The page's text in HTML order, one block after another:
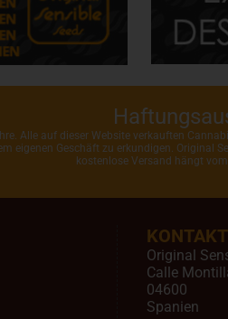
Alle auf dieser Website verkauften
eigenen Geschäft zu erkundigen.
kostenlose Versand hängt
Original
Calle
04600
Spanien